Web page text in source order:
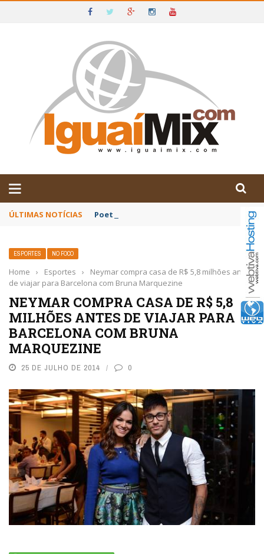
IGUAÍ E SUDOESTE DA BAHIA
ÚLTIMAS NOTÍCIAS Poetas baianos representam o Brasil no
ESPORTES NO FOCO
Home › Esportes ›
Neymar compra casa de R$ 5,8 milhões antes
de viajar para Barcelona com Bruna Marquezine
NEYMAR COMPRA CASA DE R$ 5,8
MILHÕES ANTES DE VIAJAR PARA
BARCELONA COM BRUNA
MARQUEZINE
25 DE JULHO DE 2014 0